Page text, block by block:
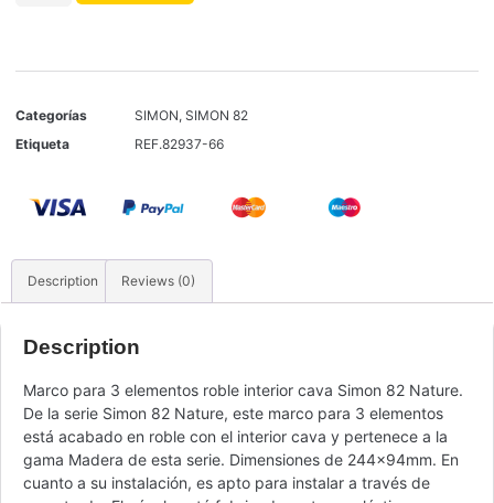
Categorías SIMON, SIMON 82
Etiqueta
REF.82937-66
Description Reviews (0)
Description
Marco para 3 elementos roble interior cava Simon 82 Nature.
De la serie Simon 82 Nature, este marco para 3 elementos
está acabado en roble con el interior cava y pertenece a la
gama Madera de esta serie. Dimensiones de 244x94mm. En
cuanto a su instalación, es apto para instalar a través de